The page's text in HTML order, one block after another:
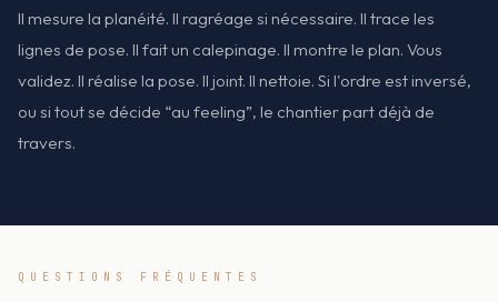
Il mesure la planéité. Il ragréage si nécessaire. Il trace les
lignes de pose. Il fait un calepinage. Il montre le plan. Vous
validez. Il réalise la pose. Il joint. Il nettoie. Si l'ordre est inversé,
ou si tout se décide “au feeling”, le chantier part déjà de
travers.
QUESTIONS FRÉQUENTES